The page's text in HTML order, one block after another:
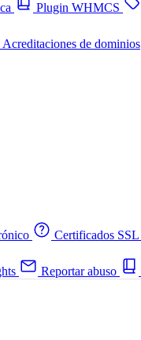
Plugin WHMCS
Acreditaciones de dominios
Certificados SSL
Reportar abuso